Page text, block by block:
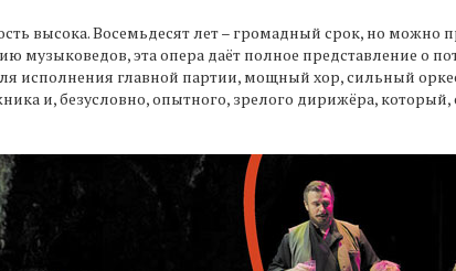
высока. Восемьдесят лет – громадный срок, но можно
музыковедов, эта опера даёт полное представление о
исполнения главной партии, мощный хор, сильный
и, безусловно, опытного, зрелого дирижёра,